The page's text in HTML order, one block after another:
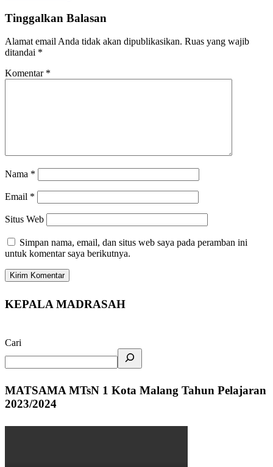
Tinggalkan Balasan
Alamat email Anda tidak akan dipublikasikan. Ruas yang wajib
ditandai *
Komentar *
Nama *
Email *
Situs Web
Simpan nama, email, dan situs web saya pada peramban ini
untuk komentar saya berikutnya.
KEPALA MADRASAH
Cari
MATSAMA MTsN 1 Kota Malang Tahun Pelajaran
2023/2024